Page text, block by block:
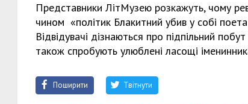
Представники ЛітМузею розкажуть, чому
чином «політик Блакитний убив у собі
Відвідувачі дізнаються про підпільний
також спробують улюблені ласощі
Поширити Твітнути